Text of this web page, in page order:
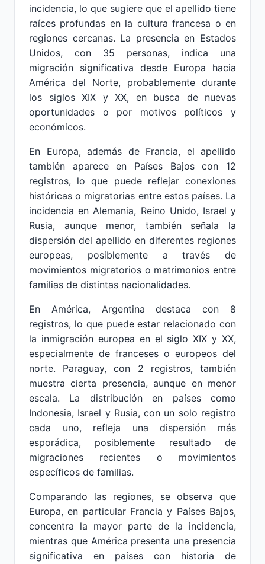
incidencia, lo que sugiere que el apellido tiene
raíces profundas en la cultura francesa o en
regiones cercanas. La presencia en Estados
Unidos, con 35 personas, indica una
migración significativa desde Europa hacia
América del Norte, probablemente durante
los siglos XIX y XX, en busca de nuevas
oportunidades o por motivos políticos y
económicos.
En Europa, además de Francia, el apellido
también aparece en Países Bajos con 12
registros, lo que puede reflejar conexiones
históricas o migratorias entre estos países. La
incidencia en Alemania, Reino Unido, Israel y
Rusia, aunque menor, también señala la
dispersión del apellido en diferentes regiones
europeas, posiblemente a través de
movimientos migratorios o matrimonios entre
familias de distintas nacionalidades.
En América, Argentina destaca con 8
registros, lo que puede estar relacionado con
la inmigración europea en el siglo XIX y XX,
especialmente de franceses o europeos del
norte. Paraguay, con 2 registros, también
muestra cierta presencia, aunque en menor
escala. La distribución en países como
Indonesia, Israel y Rusia, con un solo registro
cada uno, refleja una dispersión más
esporádica, posiblemente resultado de
migraciones recientes o movimientos
específicos de familias.
Comparando las regiones, se observa que
Europa, en particular Francia y Países Bajos,
concentra la mayor parte de la incidencia,
mientras que América presenta una presencia
significativa en países con historia de